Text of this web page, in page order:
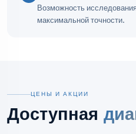
Возможность
максимальной точности.
ЦЕНЫ И АКЦИИ
Доступная